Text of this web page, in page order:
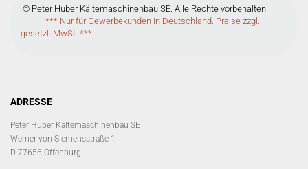
© Peter Huber Kältemaschinenbau SE. Alle Rechte vorbehalten.
*** Nur für Gewerbekunden in Deutschland. Preise zzgl.
gesetzl. MwSt. ***
ADRESSE
Peter Huber Kältemaschinenbau SE
Werner-von-Siemensstraße 1
D-77656 Offenburg